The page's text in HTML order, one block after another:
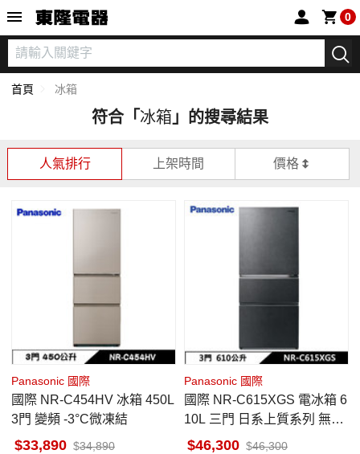
0
首頁 冰箱
符合「 冰箱 」的搜尋結果
人氣排行 上架時間 價格
Panasonic 國際
國際 NR-C454HV 冰箱 450L
3門 變頻 -3°C微凍結
33,890 34,890
Panasonic 國際
國際 NR-C615XGS 電冰箱 6
10L 三門 日系上質系列 無邊
框岩板玻璃 墨岩黑
46,300 46,300